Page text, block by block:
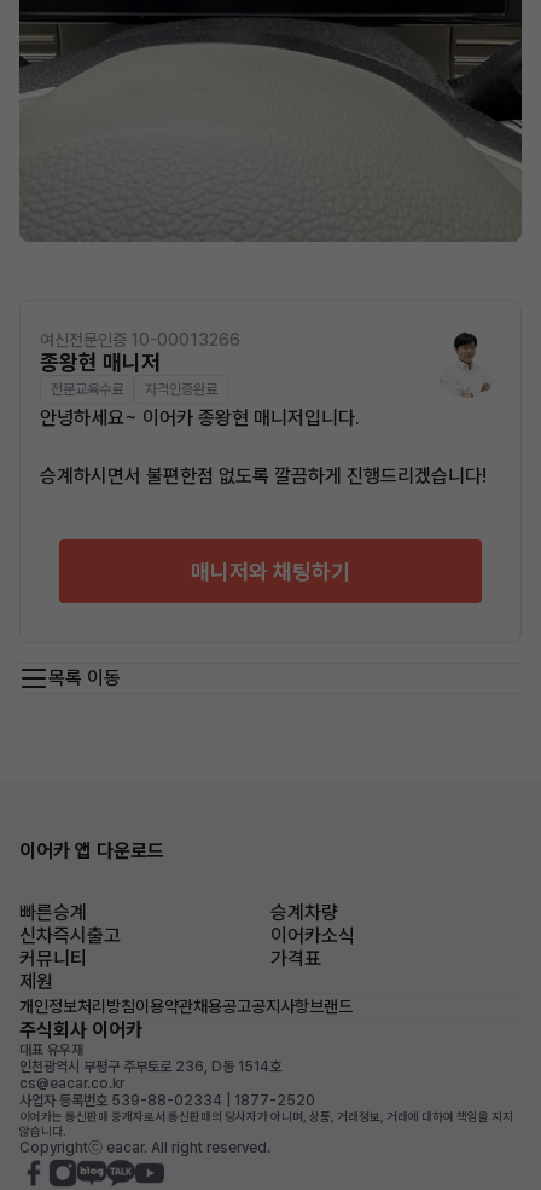
여신전문인증 10-00013266
종왕현 매니저
전문교육수료 자격인증완료
안녕하세요~ 이어카 종왕현 매니저입니다.
승계하시면서 불편한점 없도록 깔끔하게 진행드리겠습니다!
매니저와 채팅하기
목록 이동
이어카 앱 다운로드
빠른승계
승계차량
신차즉시출고
이어카소식
커뮤니티
가격표
제원
개인정보처리방침이용약관채용공고공지사항브랜드
주식회사 이어카
대표 유우재
인천광역시 부평구 주부토로 236, D동 1514호
cs@eacar.co.kr
사업자 등록번호 539-88-02334 | 1877-2520
이어카는 통신판매 중개자로서 통신판매의 당사자가 아니며, 상품, 거래정보, 거래에 대하여 책임을 지지
않습니다.
Copyrightⓒ eacar. All right reserved.